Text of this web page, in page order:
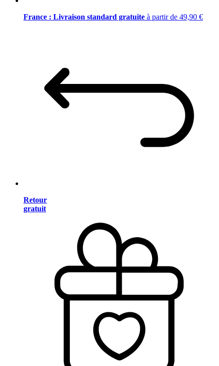
France : Livraison standard gratuite à partir de 49,90 €
Retour
gratuit